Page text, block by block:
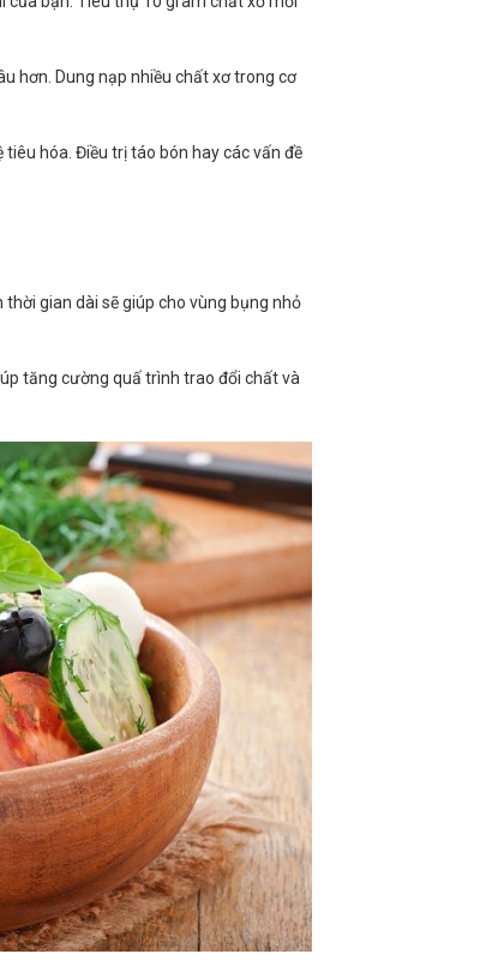
hơn. Dung nạp nhiều chất xơ trong cơ
hóa. Điều trị táo bón hay các vấn đề
gian dài sẽ giúp cho vùng bụng nhỏ
tăng cường quấ trình trao đổi chất và